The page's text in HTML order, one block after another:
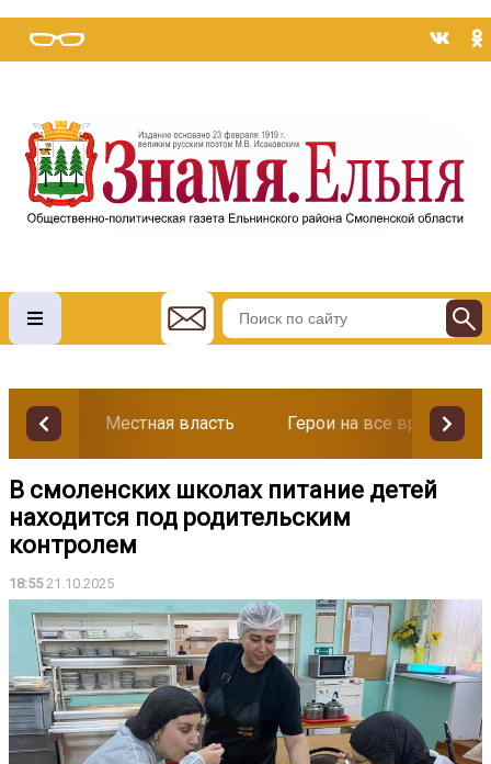
Местная власть Герои на все времена
В смоленских школах питание детей
находится под родительским
контролем
18:5521.10.2025